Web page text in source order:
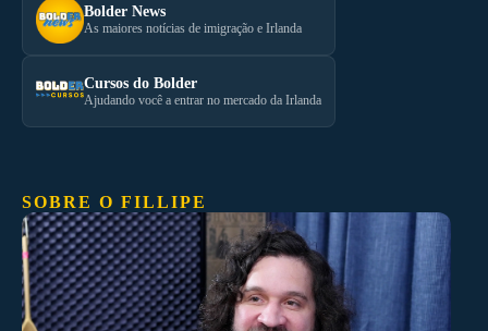
Bolder News
As maiores notícias de imigração e Irlanda
Cursos do Bolder
Ajudando você a entrar no mercado da Irlanda
SOBRE O FILLIPE